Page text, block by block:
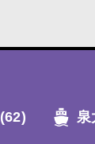
(62) 泉